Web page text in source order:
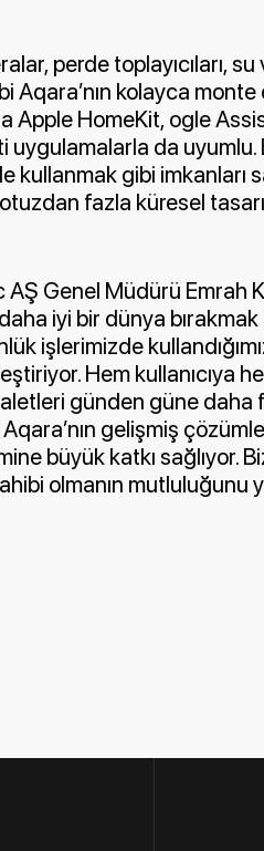
perde toplayıcıları, su
Aqara’nın kolayca
Apple HomeKit, ogle
da uyumlu.
kullanmak gibi imkanları
fazla küresel
Genel Müdürü Emrah
iyi bir dünya
işlerimizde
Hem kullanıcıya
günden güne daha
gelişmiş
büyük katkı sağlıyor.
olmanın mutluluğunu